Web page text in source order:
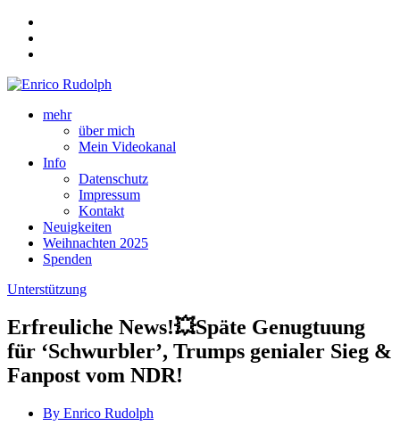
mehr
über mich
Mein Videokanal
Info
Datenschutz
Impressum
Kontakt
Neuigkeiten
Weihnachten 2025
Spenden
Unterstützung
Erfreuliche News!💥Späte Genugtuung
für ‘Schwurbler’, Trumps genialer Sieg &
Fanpost vom NDR!
By Enrico Rudolph